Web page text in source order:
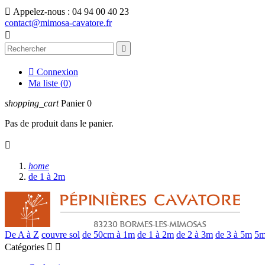
 Appelez-nous : 04 94 00 40 23
contact@mimosa-cavatore.fr


 Connexion
Ma liste (0)
shopping_cart Panier 0
Pas de produit dans le panier.

home
de 1 à 2m
De A à Z couvre sol de 50cm à 1m de 1 à 2m de 2 à 3m de 3 à 5m
Catégories  